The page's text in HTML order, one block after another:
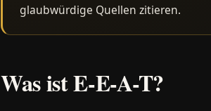
glaubwürdige Quellen zitieren.
Was ist E-E-A-T?